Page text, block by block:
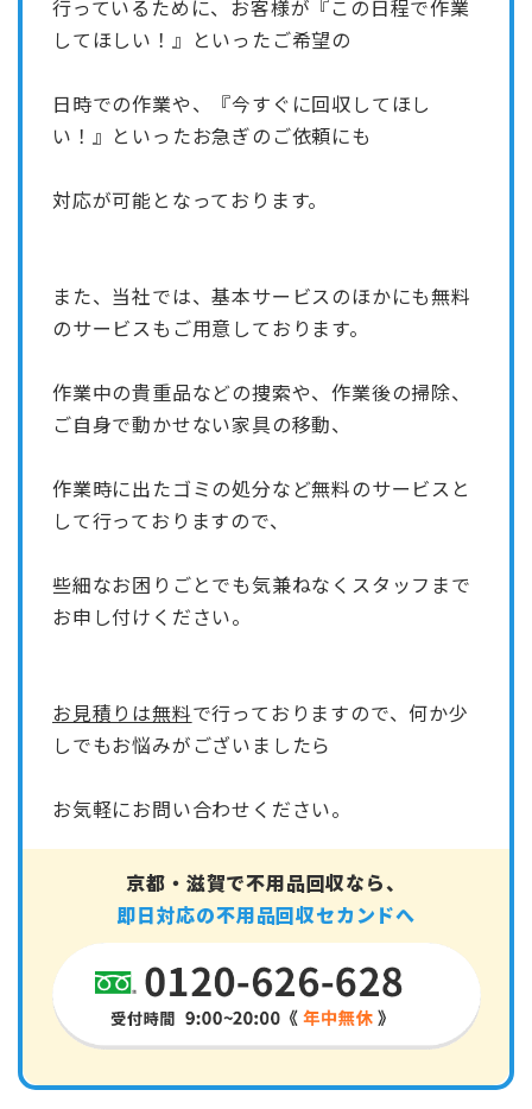
行っているために、お客様が『この日程で作業
してほしい！』といったご希望の
日時での作業や、『今すぐに回収してほし
い！』といったお急ぎのご依頼にも
対応が可能となっております。
また、当社では、基本サービスのほかにも無料
のサービスもご用意しております。
作業中の貴重品などの捜索や、作業後の掃除、
ご自身で動かせない家具の移動、
作業時に出たゴミの処分など無料のサービスと
して行っておりますので、
些細なお困りごとでも気兼ねなくスタッフまで
お申し付けください。
お見積りは無料で行っておりますので、何か少
しでもお悩みがございましたら
お気軽にお問い合わせください。
京都・滋賀で不用品回収なら、
即日対応の不用品回収セカンドへ